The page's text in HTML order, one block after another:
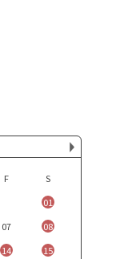
F
S
01
07
08
14
15